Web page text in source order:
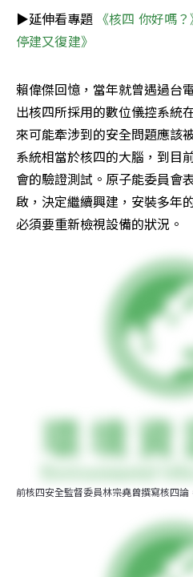
▶延伸看專題 《核四 你好嗎？
停建又復建》
賴偉傑回憶，當年就曾遇過台
出核四所採用的數位儀控系統
來可能牽涉到的安全問題應該
系統相當於核四的大腦，到目
會的驗證測試。原子能委員會
啟，決定繼續興建，安裝多年
必須要重新檢視設備的狀況。
前核四安全監督委員林宗堯曾撰寫核四論